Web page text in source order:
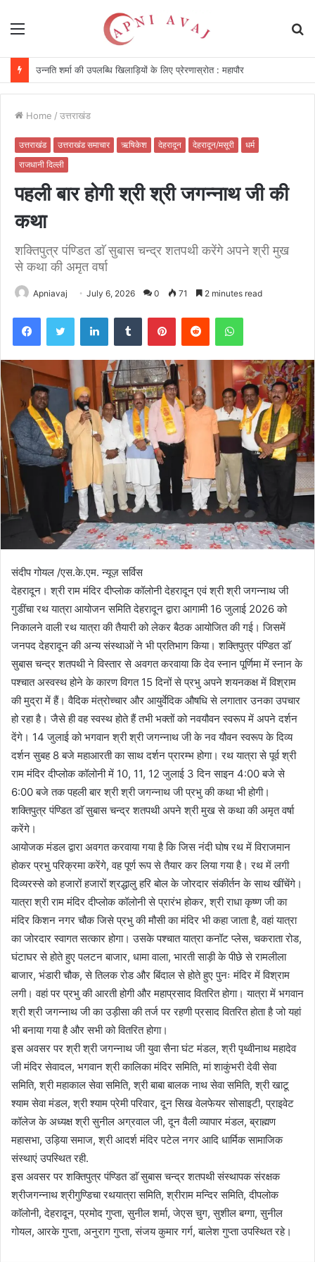
विकसित किया जा रहा दीर्घकालिक खेल पारिस्थितिकी तंत्र : सीएम
Home / उत्तराखंड
उत्तराखंड उत्तराखंड समाचार ऋषिकेश देहरादून देहरादून/मसूरी
धर्म
राजधानी दिल्ली
पहली बार होगी श्री श्री जगन्नाथ जी की
कथा
शक्तिपुत्र पंण्डित डाॅ सुबास चन्द्र शतपथी करेंगे अपने श्री मुख
से कथा की अमृत वर्षा
Apniavaj July 6, 2026 0 71 2 minutes read
संदीप गोयल /एस.के.एम. न्यूज़ सर्विस
देहरादून। श्री राम मंदिर दीप्लोक कॉलोनी देहरादून एवं श्री श्री जगन्नाथ जी
गुडींचा रथ यात्रा आयोजन समिति देहरादून द्वारा आगामी 16 जुलाई 2026 को
निकालने वाली रथ यात्रा की तैयारी को लेकर बैठक आयोजित की गई। जिसमें
जनपद देहरादून की अन्य संस्थाओं ने भी प्रतिभाग किया। शक्तिपुत्र पंण्डित डाॅ
सुबास चन्द्र शतपथी ने विस्तार से अवगत करवाया कि देव स्नान पूर्णिमा में स्नान के
पश्चात अस्वस्थ होने के कारण विगत 15 दिनों से प्रभु अपने शयनकक्ष में विश्राम
की मुद्रा में हैं। वैदिक मंत्रोच्चार और आयुर्वेदिक औषधि से लगातार उनका उपचार
हो रहा है। जैसे ही वह स्वस्थ होते हैं तभी भक्तों को नवयौवन स्वरूप में अपने दर्शन
देंगे। 14 जुलाई को भगवान श्री श्री जगन्नाथ जी के नव यौवन स्वरूप के दिव्य
दर्शन सुबह 8 बजे महाआरती का साथ दर्शन प्रारम्भ होगा। रथ यात्रा से पूर्व श्री
राम मंदिर दीप्लोक कॉलोनी में 10, 11, 12 जुलाई 3 दिन साइन 4:00 बजे से
6:00 बजे तक पहली बार श्री श्री जगन्नाथ जी प्रभु की कथा भी होगी।
शक्तिपुत्र पंण्डित डाॅ सुबास चन्द्र शतपथी अपने श्री मुख से कथा की अमृत वर्षा
करेंगे।
आयोजक मंडल द्वारा अवगत करवाया गया है कि जिस नंदी घोष रथ में विराजमान
होकर प्रभु परिक्रमा करेंगे, वह पूर्ण रूप से तैयार कर लिया गया है। रथ में लगी
दिव्यरस्से को हजारों हजारों श्रद्धालु हरि बोल के जोरदार संकीर्तन के साथ खींचेंगे।
यात्रा श्री राम मंदिर दीप्लोक कॉलोनी से प्रारंभ होकर, श्री राधा कृष्ण जी का
मंदिर किशन नगर चौक जिसे प्रभु की मौसी का मंदिर भी कहा जाता है, वहां यात्रा
का जोरदार स्वागत सत्कार होगा। उसके पश्चात यात्रा कनॉट प्लेस, चकराता रोड,
घंटाघर से होते हुए पलटन बाजार, धामा वाला, भारती साड़ी के पीछे से रामलीला
बाजार, भंडारी चौक, से तिलक रोड और बिंदाल से होते हुए पुनः मंदिर में विश्राम
लगी। वहां पर प्रभु की आरती होगी और महाप्रसाद वितरित होगा। यात्रा में भगवान
श्री श्री जगन्नाथ जी का उड़ीसा की तर्ज पर रहणी प्रसाद वितरित होता है जो यहां
भी बनाया गया है और सभी को वितरित होगा।
इस अवसर पर श्री श्री जगन्नाथ जी युवा सैना घंट मंडल, श्री पृथ्वीनाथ महादेव
जी मंदिर सेवादल, भगवान श्री कालिका मंदिर समिति, मां शाकुंभरी देवी सेवा
समिति, श्री महाकाल सेवा समिति, श्री बाबा बालक नाथ सेवा समिति, श्री खाटू
श्याम सेवा मंडल, श्री श्याम प्रेमी परिवार, दून सिख वेलफेयर सोसाइटी, प्राइवेट
कॉलेज के अध्यक्ष श्री सुनील अग्रवाल जी, दून वैली व्यापार मंडल, ब्राह्मण
महासभा, उड़िया समाज, श्री आदर्श मंदिर पटेल नगर आदि धार्मिक सामाजिक
संस्थाएं उपस्थित रही.
इस अवसर पर शक्तिपुत्र पंण्डित डाॅ सुबास चन्द्र शतपथी संस्थापक संरक्षक
श्रीजगन्नाथ श्रीगुण्डिचा रथयात्रा समिति, श्रीराम मन्दिर समिति, दीपलोक
काॅलोनी, देहरादून, प्रमोद गुप्ता, सुनील शर्मा, जेएस चुग, सुशील बग्गा, सुनील
गोयल, आरके गुप्ता, अनुराग गुप्ता, संजय कुमार गर्ग, बालेश गुप्ता उपस्थित रहे।